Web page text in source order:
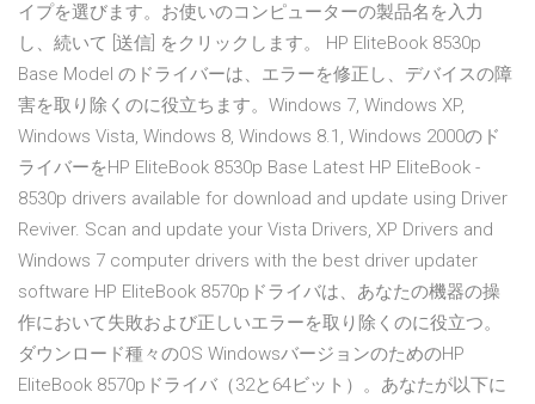
イプを選びます。お使いのコンピューターの製品名を入力
し、続いて [送信] をクリックします。 HP EliteBook 8530p
Base Model のドライバーは、エラーを修正し、デバイスの障
害を取り除くのに役立ちます。Windows 7, Windows XP,
Windows Vista, Windows 8, Windows 8.1, Windows 2000のド
ライバーをHP EliteBook 8530p Base Latest HP EliteBook -
8530p drivers available for download and update using Driver
Reviver. Scan and update your Vista Drivers, XP Drivers and
Windows 7 computer drivers with the best driver updater
software HP EliteBook 8570pドライバは、あなたの機器の操
作において失敗および正しいエラーを取り除くのに役立つ。
ダウンロード種々のOS WindowsバージョンのためのHP
EliteBook 8570pドライバ（32と64ビット）。あなたが以下に